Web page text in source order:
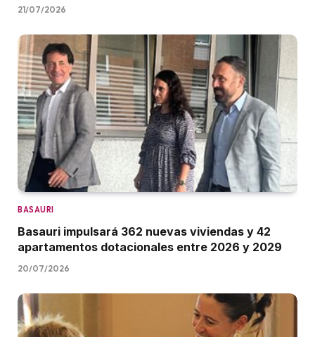
21/07/2026
BASAURI
Basauri impulsará 362 nuevas viviendas y 42
apartamentos dotacionales entre 2026 y 2029
20/07/2026